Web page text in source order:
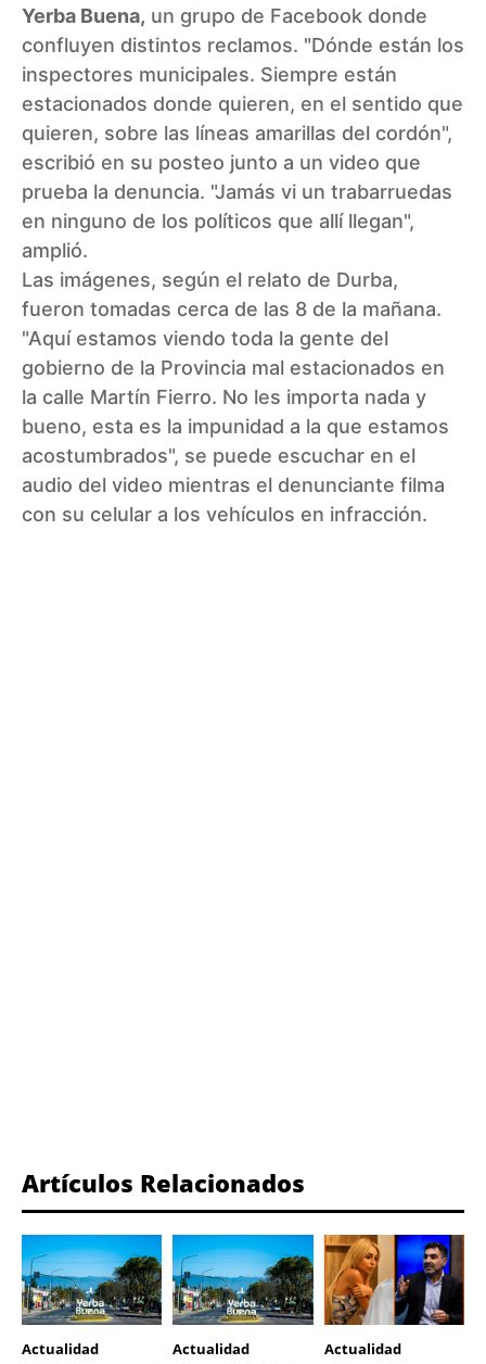
Yerba Buena, un grupo de Facebook donde
confluyen distintos reclamos. "Dónde están los
inspectores municipales. Siempre están
estacionados donde quieren, en el sentido que
quieren, sobre las líneas amarillas del cordón",
escribió en su posteo junto a un video que
prueba la denuncia. "Jamás vi un trabarruedas
en ninguno de los políticos que allí llegan",
amplió.
Las imágenes, según el relato de Durba,
fueron tomadas cerca de las 8 de la mañana.
"Aquí estamos viendo toda la gente del
gobierno de la Provincia mal estacionados en
la calle Martín Fierro. No les importa nada y
bueno, esta es la impunidad a la que estamos
acostumbrados", se puede escuchar en el
audio del video mientras el denunciante filma
con su celular a los vehículos en infracción.
Artículos Relacionados
Actualidad Actualidad Actualidad